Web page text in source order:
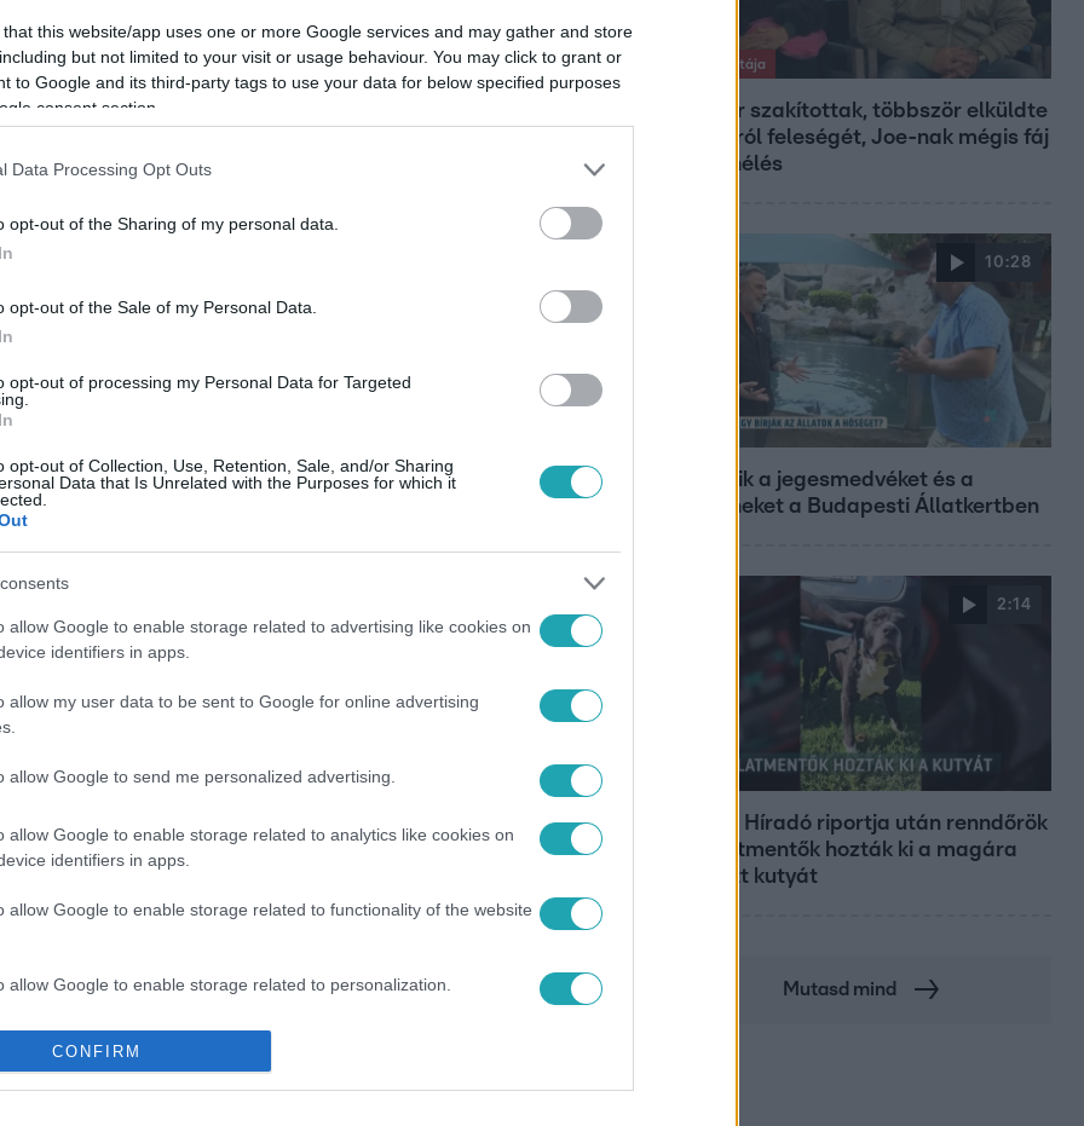
that this website/app uses one or more Google services and may gather and store
but not limited to your visit or usage behaviour. You may click to grant or
to Google and its third-party tags to use your data for below specified purposes
consent section.
Data Processing Opt Outs
opt-out of the Sharing of my personal data.
opt-out of the Sale of my Personal Data.
opt-out of processing my Personal Data for Targeted
opt-out of Collection, Use, Retention, Sale, and/or Sharing
Data that Is Unrelated with the Purposes for which it
allow Google to enable storage related to advertising like cookies on
identifiers in apps.
allow my user data to be sent to Google for online advertising
allow Google to send me personalized advertising.
allow Google to enable storage related to analytics like cookies on
identifiers in apps.
allow Google to enable storage related to functionality of the website
allow Google to enable storage related to personalization.
allow Google to enable storage related to security, including
functionality and fraud prevention, and other user protection.
CONFIRM
Nézd meg a videót, ha
sikerült, avagy nem sikerült
Páros! Streameld az összes eddigi
az új fordulatokra!
legyen a Google-találatokban!
#HALSZEM #LEVES
Exek csatája
47-szer szakítottak, többször elküldte
otthonról feleségét, Joe-nak mégis fáj
a különélés
10:28
Így hűtik a jegesmedvéket és a
pingvineket a Budapesti Állatkertben
2:14
Az RTL Híradó riportja után renndőrök
és állatmentők hozták ki a magára
hagyott kutyát
Mutasd mind